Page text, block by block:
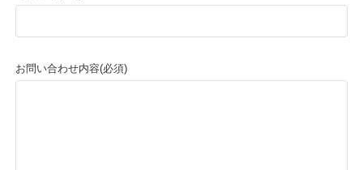
お問い合わせ内容(必須)